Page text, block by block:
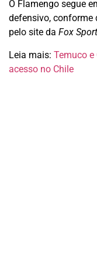
O Flamengo segue
defensivo, conforme
pelo site da Fox
Leia mais: Temuco
acesso no Chile